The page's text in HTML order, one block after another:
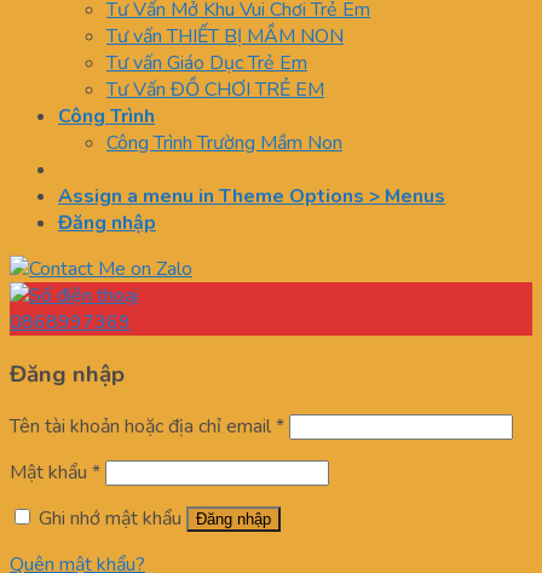
Tư Vấn Mở Khu Vui Chơi Trẻ Em
Tư vấn THIẾT BỊ MẦM NON
Tư vấn Giáo Dục Trẻ Em
Tư Vấn ĐỒ CHƠI TRẺ EM
Công Trình
Công Trình Trường Mầm Non
Assign a menu in Theme Options > Menus
Đăng nhập
0868997369
Đăng nhập
Tên tài khoản hoặc địa chỉ email*
Mật khẩu *
Ghi nhớ mật khẩu
Đăng nhập
Quên mật khẩu?